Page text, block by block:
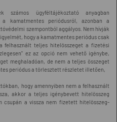
számos ügyféltájékoztató anyagban
kamatmentes periódusról, azonban a
szempontból aggályos. Nem hívják
hogy a kamatmentes periódus csak
felhasznált teljes hitelösszeget a fizetési
ez az opció nem vehető igénybe,
meghaladóan, de nem a teljes összeget
periódus a törlesztett részletet illetően,
hogy amennyiben nem a felhasznált
akkor a teljes igénybevett hitelösszeg
csupán a vissza nem fizetett hitelösszeg-